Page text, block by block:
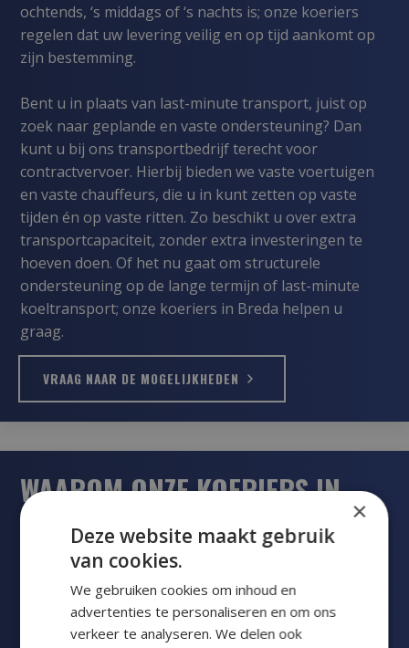
ochtends, ‘s middags of‘s nachts is; onze koeriers
regelen dat uw levering veilig en op tijd aankomt op
zijn bestemming.
Bent u in plaats van last-minute transport, juist op
zoek naar geplande en vaste ondersteuning? Dan
kunt u bij ons transportbedrijf terecht voor
contractvervoer. Hierbij bieden we vaste voertuigen
en vaste chauffeurs, die u in kunt zetten op vaste
tijden én op vaste ritten. Zo beschikt u over extra
transportcapaciteit, zonder extra investeringen te
hoeven doen. Of het nu gaat om structurele
ondersteuning op de lange termijn of last-minute
koeltransport; onze koeriers in Breda helpen u
graag.
VRAAG NAAR DE MOGELIJKHEDEN
WAAROM ONZE KOERIERS IN
BREDA
Wanneer u kiest voor de koeriersdiensten van Mila
Transport nabij Breda, kiest u voor een betrouwbare
partner die uw belangen voorop heeft staan. Wij
denken met u mee, schakelen snel en zorgen voor
×
Deze website maakt gebruik
van cookies.
We gebruiken cookies om inhoud en
advertenties te personaliseren en om ons
verkeer te analyseren. We delen ook